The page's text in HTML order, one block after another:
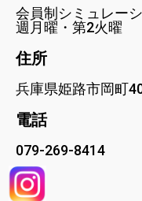
会員制シミュレー
週月曜・第2火曜
住所
兵庫県姫路市岡町
電話
079-269-8414